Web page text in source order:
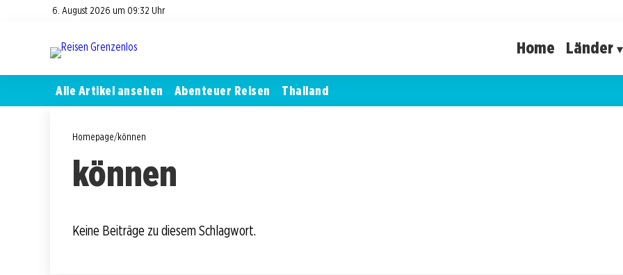
6. August 2026 um 09:32 Uhr
Home Länder
Alle Artikel ansehen Abenteuer Reisen Thailand
Homepage/können
können
Keine Beiträge zu diesem Schlagwort.